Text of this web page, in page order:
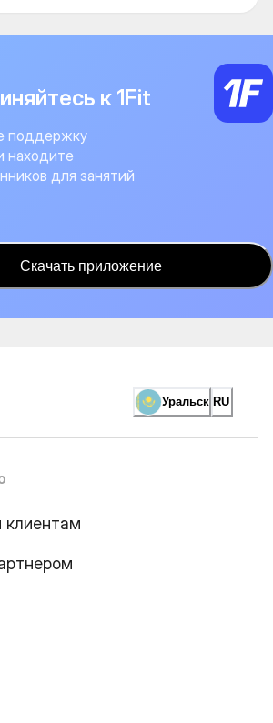
к 1Fit
поддержку
находите
для занятий
Скачать приложение
Уральск RU
клиентам